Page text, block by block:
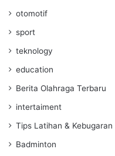
otomotif
sport
teknology
education
Berita Olahraga Terbaru
intertaiment
Tips Latihan & Kebugaran
Badminton